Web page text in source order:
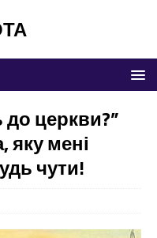
церкви?”
яку мені
чути!